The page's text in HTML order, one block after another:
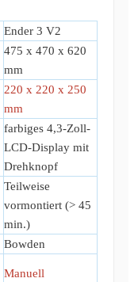
Ender 3 V2
475 x 470 x 620
mm
220 x 220 x 250
mm
farbiges 4,3-Zoll-
LCD-Display mit
Drehknopf
Teilweise
vormontiert (> 45
min.)
Bowden
Manuell